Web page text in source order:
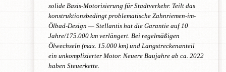
solide Basis-Motorisierung für Stadtverkehr. Teilt das
konstruktionsbedingt problematische Zahnriemen-im-
Ölbad-Design — Stellantis hat die Garantie auf 10
Jahre/175.000 km verlängert. Bei regelmäßigen
Ölwechseln (max. 15.000 km) und Langstreckenanteil
ein unkomplizierter Motor. Neuere Baujahre ab ca. 2022
haben Steuerkette.